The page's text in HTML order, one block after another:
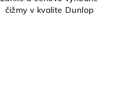
čižmy v kvalite Dunlop